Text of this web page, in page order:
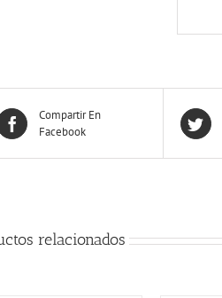
Compartir En
Facebook
relacionados